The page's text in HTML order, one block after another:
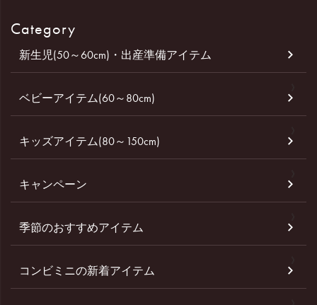
Category
新生児(50～60cm)・出産準備アイテム
ベビーアイテム(60～80cm)
キッズアイテム(80～150cm)
キャンペーン
季節のおすすめアイテム
コンビミニの新着アイテム